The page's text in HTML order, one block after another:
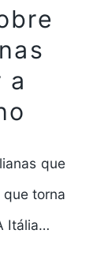
a
que
torna
Itália…